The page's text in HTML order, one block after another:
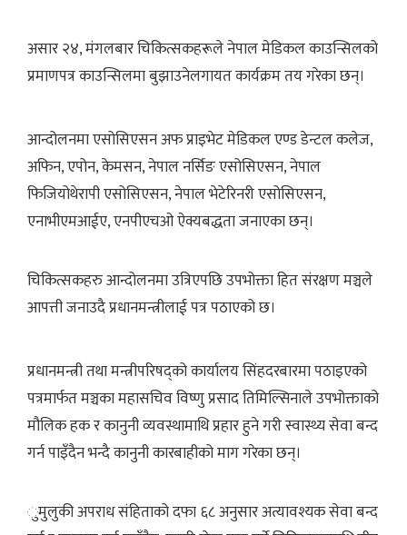
असार २४, मंगलबार चिकित्सकहरूले नेपाल मेडिकल काउन्सिलको
प्रमाणपत्र काउन्सिलमा बुझाउनेलगायत कार्यक्रम तय गरेका छन्।
आन्दोलनमा एसोसिएसन अफ प्राइभेट मेडिकल एण्ड डेन्टल कलेज,
अफिन, एपोन, केमसन, नेपाल नर्सिङ एसोसिएसन, नेपाल
फिजियोथेरापी एसोसिएसन, नेपाल भेटेरिनरी एसोसिएसन,
एनाभीएमआईए, एनपीएचओ ऐक्यबद्धता जनाएका छन्।
चिकित्सकहरु आन्दोलनमा उत्रिएपछि उपभोक्ता हित संरक्षण मञ्चले
आपत्ती जनाउदै प्रधानमन्त्रीलाई पत्र पठाएको छ।
प्रधानमन्त्री तथा मन्त्रीपरिषद्को कार्यालय सिंहदरबारमा पठाइएको
पत्रमार्फत मञ्चका महासचिव विष्णु प्रसाद तिमिल्सिनाले उपभोक्ताको
मौलिक हक र कानुनी व्यवस्थामाथि प्रहार हुने गरी स्वास्थ्य सेवा बन्द
गर्न पाइँदैन भन्दै कानुनी कारबाहीको माग गरेका छन्।
ुमुलुकी अपराध संहिताको दफा ६८ अनुसार अत्यावश्यक सेवा बन्द